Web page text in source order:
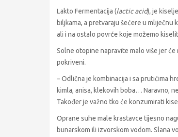
Lakto Fermentacija (lactic acid), je
biljkama, a pretvaraju šećere u
ali i na ostalo povrće koje možemo
Solne otopine napravite malo više jer
pokriveni.
– Odlična je kombinacija i sa prutićima
kimla, anisa, klekovih boba… Naravno,
Također je važno tko će konzumirati
Oprane suhe male krastavce tijesno
bunarskom ili izvorskom vodom. Slana